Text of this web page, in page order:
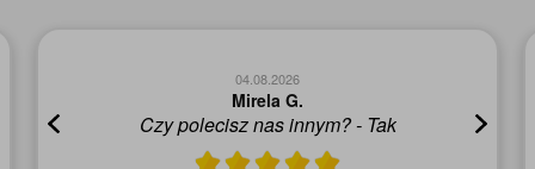
04.08.2026
Czy polecisz nas innym? - Tak
Mirela G.